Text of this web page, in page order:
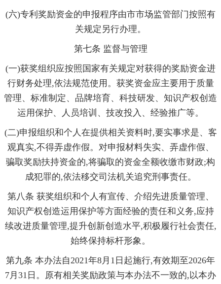
(六)专利奖励资金的申报程序由市市场监管部门按照有
关规定另行办理。
第七条 监督与管理
(一)获奖组织应按照国家有关规定对获得的奖励资金进
行财务处理,依法规范使用。获奖资金应主要用于质量
管理、标准制定、品牌培育、科技研发、知识产权创造
运用保护、人员培训、技改投入、经验推广等。
(二)申报组织和个人在提供相关资料时,要实事求是、客
观真实,不得弄虚作假。对申报材料失实、弄虚作假、
骗取奖励扶持资金的,将骗取的资金全额收缴市财政;构
成犯罪的,依法移交司法机关追究刑事责任。
第八条 获奖组织和个人有宣传、介绍先进质量管理、
知识产权创造运用保护等方面经验的责任和义务,应持
续改进质量管理,提升创新创造水平,积极履行社会责任,
始终保持标杆形象。
第九条 本办法自2021年8月1日起施行,有效期至2026年
7月31日。原有相关奖励政策与本办法不一致的,以本办